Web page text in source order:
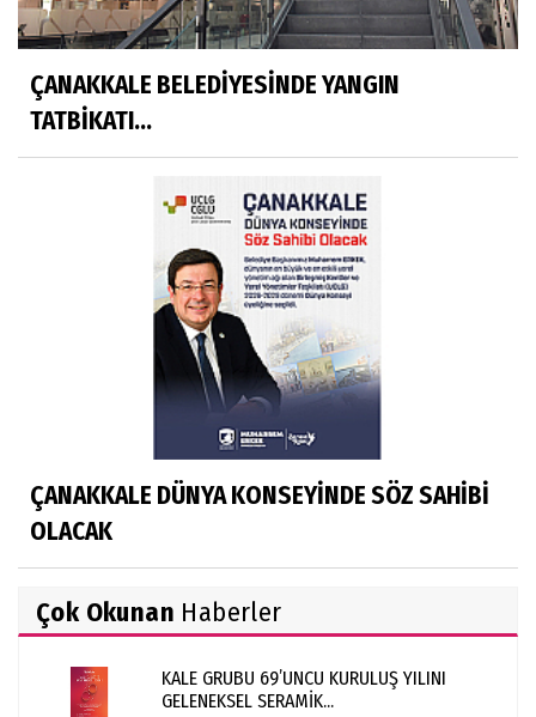
ÇANAKKALE BELEDİYESİNDE YANGIN
TATBİKATI...
ÇANAKKALE DÜNYA KONSEYİNDE SÖZ SAHİBİ
OLACAK
Çok Okunan Haberler
KALE GRUBU 69’UNCU KURULUŞ YILINI
GELENEKSEL SERAMİK...